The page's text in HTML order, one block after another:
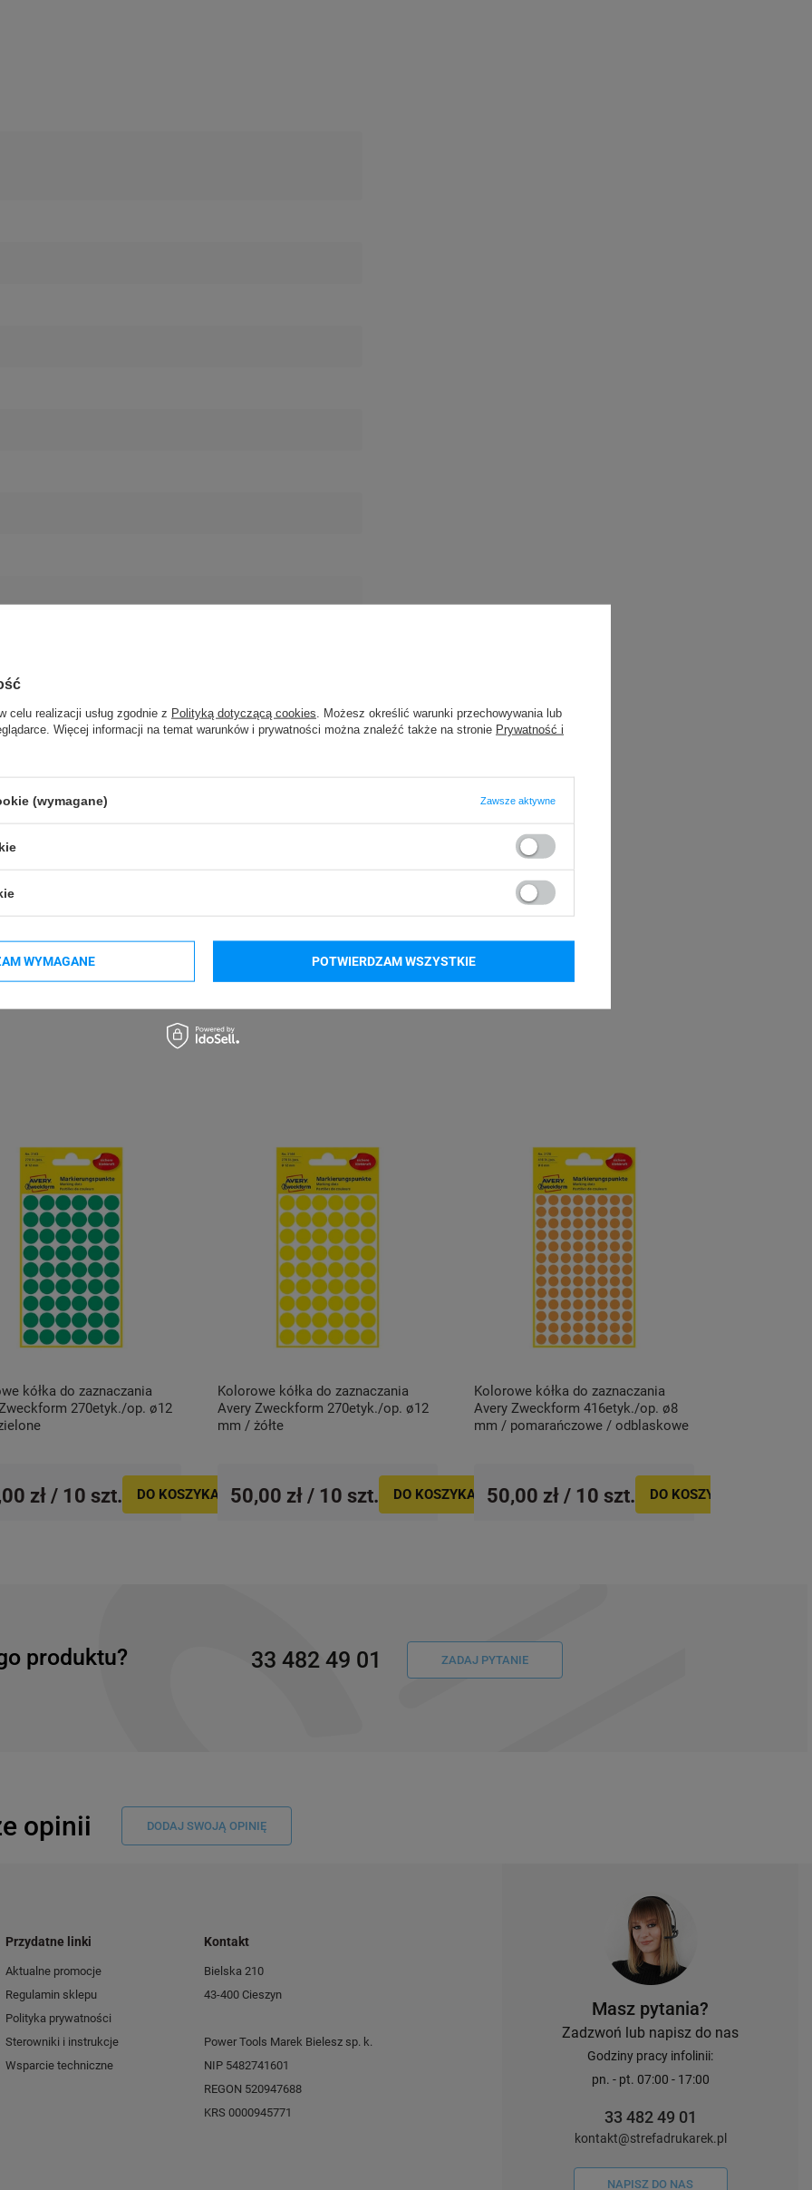
GmbH
GmbH
(Niemcy)
kółka do zaznaczania
270etyk./op. ø12
zł / 10 szt. DO KOSZYKA
Kolorowe kółka do zaznaczania
Avery Zweckform 270etyk./op. ø12
mm / żółte
50,00 zł / 10 szt. DO KOSZYKA
Kolorowe kółka do zaznaczania
Avery Zweckform 416etyk./op. ø8
mm / pomarańczowe / odblaskowe
50,00 zł / 10 szt. DO KOSZYKA
produktu? 33 482 49 01 ZADAJ PYTANIE
opinii DODAJ SWOJĄ OPINIĘ
Przydatne linki
Aktualne promocje
Regulamin sklepu
Polityka prywatności
Sterowniki i instrukcje
Wsparcie techniczne
Kontakt
Bielska 210
43-400 Cieszyn
Power Tools Marek Bielesz sp. k.
NIP 5482741601
REGON 520947688
KRS 0000945771
Masz pytania?
Zadzwoń lub napisz do nas
Godziny pracy infolinii:
pn. - pt. 07:00 - 17:00
33 482 49 01
kontakt@strefadrukarek.pl
NAPISZ DO NAS
celu realizacji usług zgodnie z Polityką dotyczącą cookies . Możesz określić warunki przechowywania lub
Więcej informacji na temat warunków i prywatności można znaleźć także na stronie Prywatność i
(wymagane) Zawsze aktywne
WYMAGANE POTWIERDZAM WSZYSTKIE